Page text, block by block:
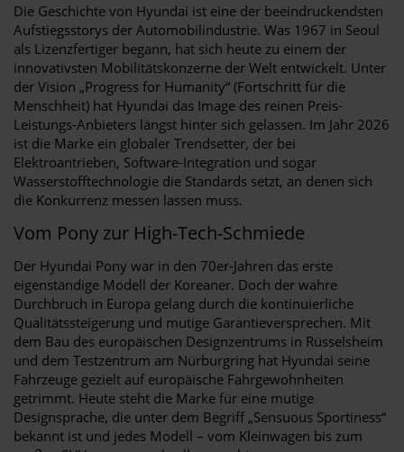
Die Geschichte von Hyundai ist eine der beeindruckendsten
Aufstiegsstorys der Automobilindustrie. Was 1967 in Seoul
als Lizenzfertiger begann, hat sich heute zu einem der
innovativsten Mobilitätskonzerne der Welt entwickelt. Unter
der Vision „Progress for Humanity“ (Fortschritt für die
Menschheit) hat Hyundai das Image des reinen Preis-
Leistungs-Anbieters längst hinter sich gelassen. Im Jahr 2026
ist die Marke ein globaler Trendsetter, der bei
Elektroantrieben, Software-Integration und sogar
Wasserstofftechnologie die Standards setzt, an denen sich
die Konkurrenz messen lassen muss.
Vom Pony zur High-Tech-Schmiede
Der Hyundai Pony war in den 70er-Jahren das erste
eigenständige Modell der Koreaner. Doch der wahre
Durchbruch in Europa gelang durch die kontinuierliche
Qualitätssteigerung und mutige Garantieversprechen. Mit
dem Bau des europäischen Designzentrums in Rüsselsheim
und dem Testzentrum am Nürburgring hat Hyundai seine
Fahrzeuge gezielt auf europäische Fahrgewohnheiten
getrimmt. Heute steht die Marke für eine mutige
Designsprache, die unter dem Begriff „Sensuous Sportiness“
bekannt ist und jedes Modell – vom Kleinwagen bis zum